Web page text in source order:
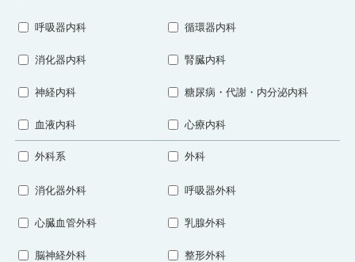
呼吸器内科 循環器内科
消化器内科 腎臓内科
神経内科 糖尿病・代謝・内分泌内科
血液内科 心療内科
外科系 外科
消化器外科 呼吸器外科
心臓血管外科 乳腺外科
脳神経外科 整形外科